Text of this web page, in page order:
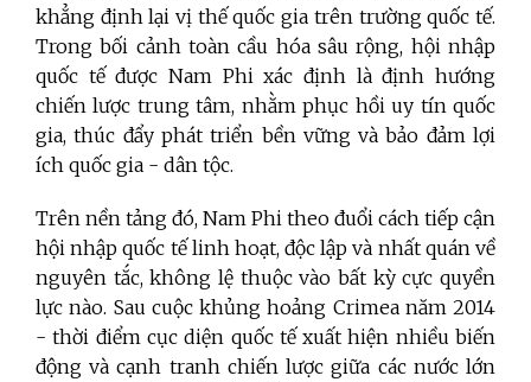
khẳng định lại vị thế quốc gia trên trường quốc tế.
Trong bối cảnh toàn cầu hóa sâu rộng, hội nhập
quốc tế được Nam Phi xác định là định hướng
chiến lược trung tâm, nhằm phục hồi uy tín quốc
gia, thúc đẩy phát triển bền vững và bảo đảm lợi
ích quốc gia - dân tộc.
Trên nền tảng đó, Nam Phi theo đuổi cách tiếp cận
hội nhập quốc tế linh hoạt, độc lập và nhất quán về
nguyên tắc, không lệ thuộc vào bất kỳ cực quyền
lực nào. Sau cuộc khủng hoảng Crimea năm 2014
- thời điểm cục diện quốc tế xuất hiện nhiều biến
động và cạnh tranh chiến lược giữa các nước lớn